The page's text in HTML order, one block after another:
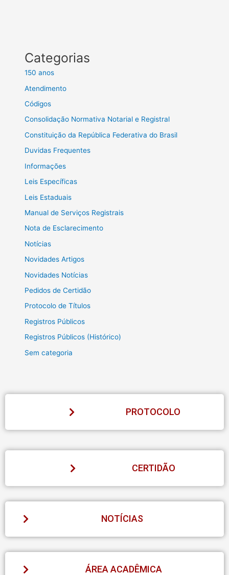
Categorias
150 anos
Atendimento
Códigos
Consolidação Normativa Notarial e Registral
Constituição da República Federativa do Brasil
Duvidas Frequentes
Informações
Leis Específicas
Leis Estaduais
Manual de Serviços Registrais
Nota de Esclarecimento
Notícias
Novidades Artigos
Novidades Notícias
Pedidos de Certidão
Protocolo de Títulos
Registros Públicos
Registros Públicos (Histórico)
Sem categoria
PROTOCOLO
CERTIDÃO
NOTÍCIAS
ÁREA ACADÊMICA